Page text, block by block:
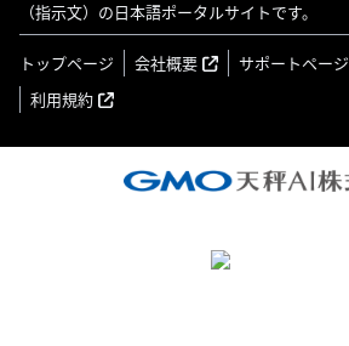
（指示文）の日本語ポータルサイトです。
トップページ 会社概要 サポートページ
利用規約